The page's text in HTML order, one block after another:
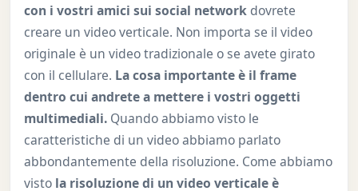
con i vostri amici sui social networkdovrete
creare un video verticale. Non importa se il video
originale è un video tradizionale o se avete girato
con il cellulare. La cosa importante è il frame
dentro cui andrete a mettere i vostri oggetti
multimediali.Quando abbiamo visto le
caratteristiche di un video abbiamo parlato
abbondantemente della risoluzione. Come abbiamo
vistola risoluzione di un video verticale è